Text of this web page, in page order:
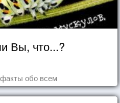
Вы, что...?
обо всем